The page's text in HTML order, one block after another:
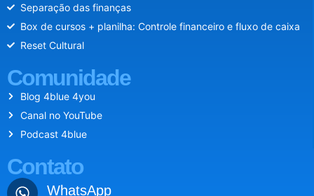
Separação das finanças
Box de cursos + planilha: Controle financeiro e fluxo de caixa
Reset Cultural
Comunidade
Blog 4blue 4you
Canal no YouTube
Podcast 4blue
Contato
WhatsApp